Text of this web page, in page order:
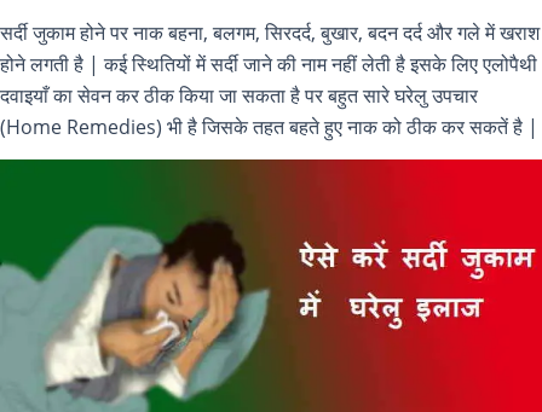
सर्दी जुकाम होने पर नाक बहना, बलगम, सिरदर्द, बुखार, बदन दर्द और गले में खराश
होने लगती है | कई स्थितियों में सर्दी जाने की नाम नहीं लेती है इसके लिए एलोपैथी
दवाइयाँ का सेवन कर ठीक किया जा सकता है पर बहुत सारे घरेलु उपचार
(Home Remedies) भी है जिसके तहत बहते हुए नाक को ठीक कर सकतें है |